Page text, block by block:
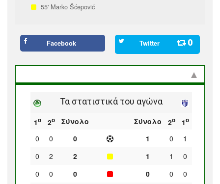
55' Marko Šćepović
Facebook Twitter 0
Τα στατιστικά του αγώνα
1ο 2ο Σύνολο Σύνολο 2ο 1ο
0 0 0 1 0
1
0
2 2 1 1
0
0
0 0 0 0
0